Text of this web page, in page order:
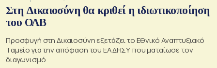
Στη Δικαιοσύνη θα κριθεί η ιδιωτικοποίηση
του ΟΛΒ
Προσφυγή στη Δικαιοσύνη εξετάζει το Εθνικό Αναπτυξιακό
Ταμείο για την απόφαση του ΕΑΔΗΣΥ που ματαίωσε τον
διαγωνισμό